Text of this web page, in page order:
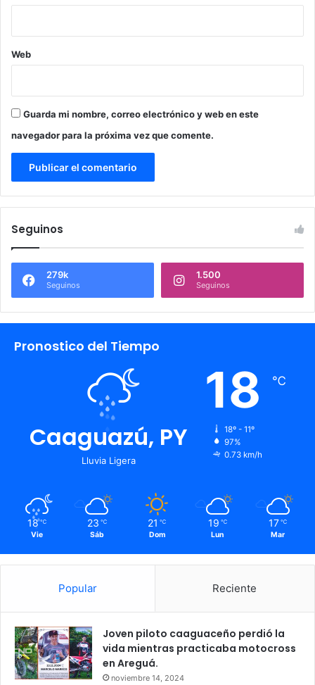
Web
Guarda mi nombre, correo electrónico y web en este
navegador para la próxima vez que comente.
Seguinos
279k
Seguinos
1.500
Seguinos
Pronostico del Tiempo
Caaguazú, PY
Lluvia Ligera
18 ℃
18º - 11º
97%
0.73 km/h
18 ℃
Vie
23 ℃
Sáb
21 ℃
Dom
19 ℃
Lun
17 ℃
Mar
Popular Reciente
Joven piloto caaguaceño perdió la
vida mientras practicaba motocross
en Areguá.
noviembre 14, 2024